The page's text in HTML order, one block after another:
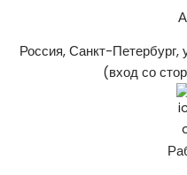
Россия, Санкт-
(вход со